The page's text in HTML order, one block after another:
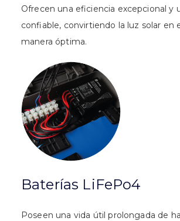
Ofrecen una eficiencia excepcional y
confiable, convirtiendo la luz solar en
manera óptima.
Baterías LiFePo4
Poseen una vida útil prolongada de